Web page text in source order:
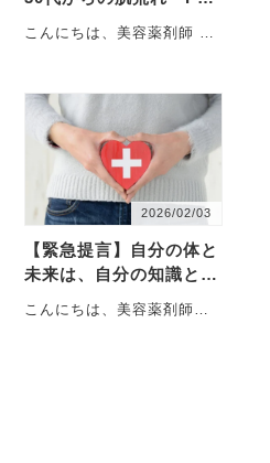
Sを支配するホルモンの
正体と生存戦略
こんにちは、美容薬剤師 佑
に関するブ・・・
2026/02/03
【緊急提言】自分の体と
未来は、自分の知識と選
択で守り抜く。本日解
禁、緊急避妊薬の薬局販
こんにちは、美容薬剤師の